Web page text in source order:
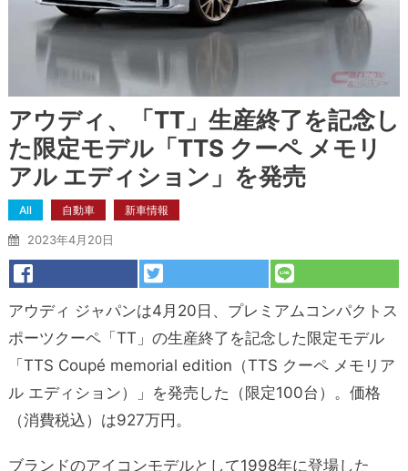
アウディ、「TT」生産終了を記念し
た限定モデル「TTS クーペ メモリ
アル エディション」を発売
All 自動車 新車情報
2023年4月20日
アウディ ジャパンは4月20日、プレミアムコンパクトス
ポーツクーペ「TT」の生産終了を記念した限定モデル
「TTS Coupé memorial edition（TTS クーペ メモリア
ル エディション）」を発売した（限定100台）。価格
（消費税込）は927万円。
ブランドのアイコンモデルとして1998年に登場した